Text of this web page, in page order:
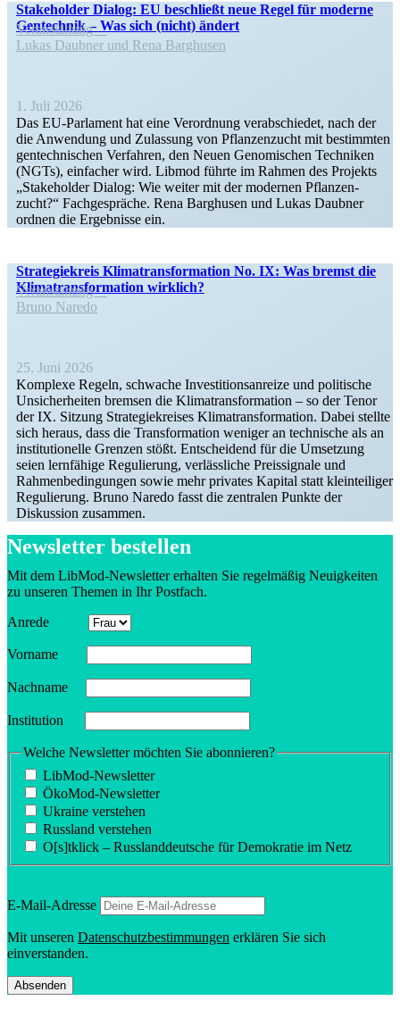
Stake­holder Dialog: EU beschließt neue Regel für moderne
Gentechnik – Was sich (nicht) ändert
Veran­staltung
Lukas Daubner und Rena Barghusen
1. Juli 2026
Das EU-Parlament hat eine Verordnung verab­schiedet, nach der
die Anwendung und Zulassung von Pflan­zen­zucht mit bestimmten
gentech­ni­schen Verfahren, den Neuen Genomi­schen Techniken
(NGTs), einfacher wird. Libmod führte im Rahmen des Projekts
„Stake­holder Dialog: Wie weiter mit der modernen Pflan­zen­
zucht?“ Fachge­spräche. Rena Barghusen und Lukas Daubner
ordnen die Ergeb­nisse ein.
Strate­gie­kreis Klima­trans­for­mation No. IX: Was bremst die
Klima­trans­for­mation wirklich?
Veran­staltung
Bruno Naredo
25. Juni 2026
Komplexe Regeln, schwache Inves­ti­ti­ons­an­reize und politische
Unsicher­heiten bremsen die Klima­trans­for­mation – so der Tenor
der IX. Sitzung Strate­gie­kreises Klima­trans­for­mation. Dabei stellte
sich heraus, dass die Trans­for­mation weniger an technische als an
insti­tu­tio­nelle Grenzen stößt. Entscheidend für die Umsetzung
seien lernfähige Regulierung, verläss­liche Preis­si­gnale und
Rahmen­be­din­gungen sowie mehr privates Kapital statt klein­tei­liger
Regulierung. Bruno Naredo fasst die zentralen Punkte der
Diskussion zusammen.
Newsletter bestellen
Mit dem LibMod-Newsletter erhalten Sie regel­mäßig Neuig­keiten
zu unseren Themen in Ihr Postfach.
Anrede
Vorname
Nachname
Insti­tution
Welche Newsletter möchten Sie abonnieren?
LibMod-Newsletter
ÖkoMod-Newsletter
Ukraine verstehen
Russland verstehen
O[s]tklick – Russland­deutsche für Demokratie im Netz
E‑Mail-Adresse
Mit unseren Daten­schutz­be­stim­mungen erklären Sie sich
einverstanden.